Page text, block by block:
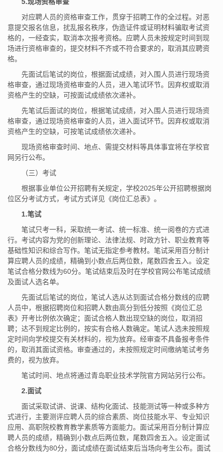
对应聘人员的资格审查工作，贯穿于招聘工作的全过程。对恶
意提交报名信息，扰乱报名秩序，伪造证件或证明材料骗取考试资
格的，一经查实，取消本次报考资格。应聘人员未按规定时间到现
场进行资格审查的，提交材料不齐或不符合要求的，取消其应聘资
格。
先面试后笔试的岗位，根据面试成绩，对入围人员进行现场资
格审查，通过现场资格审查的人员，进入笔试环节。因弃权或取消
资格产生的空缺，可按面试成绩依次递补。
先笔试后面试的岗位，根据笔试成绩，对入围人员进行现场资
格审查，通过现场资格审查的人员，进入面试环节。因弃权或取消
资格产生的空缺，可按笔试成绩依次递补。
现场资格审查时间、地点、需提交材料等具体事宜将在学校官
网另行公布。
（三）考试
根据事业单位公开招聘有关规定，学校2025年公开招聘根据岗
位区分考试方式，考试方式详见《岗位汇总表》。
1.笔试
笔试只考一科，采取统一考试、统一标准、统一阅卷的方式进
行。考试内容为党的创新理论、法律法规、时政方针、职业教育等
基础性知识和综合写作。笔试无指定参考教材。笔试采用百分制计
算应聘人员的成绩，精确到小数点后两位数，尾数四舍五入。设定
笔试合格分数线为60分。笔试结束后及时在学校官网公布笔试成绩
及面试人选名单。
先面试后笔试的岗位，笔试人选从达到面试合格分数线的应聘
人员中，根据招聘岗位和招聘人数由高分到低分按照《岗位汇总
表》开考比例依次确定；面试合格人数出现空缺的岗位，取消招
聘；达不到规定比例的，按实有合格人数确定。笔试人选未按照规
定时间向学校提交有关材料的，视为放弃。经审查不具备报考条件
的，取消其面试资格。审查通过的，未按照规定时间缴纳笔试考务
费的，视为放弃。
笔试时间、地点将通过青岛职业技术学院官方网站另行公布。
2.面试
面试采取试讲、说课、结构化面试、技能测试等一种或多种方
式进行，主要测评应聘人员的综合素质、岗位技能水平、专业知识
应用、高职院校教育教学素质等方面能力。面试采用百分制计算应
聘人员的成绩，精确到小数点后两位数，尾数四舍五入。设定面试
合格分数线为80分，面试成绩在面试结束后当场向考生公布。面试